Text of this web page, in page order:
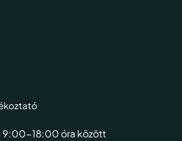
9:00-18:00 óra között​